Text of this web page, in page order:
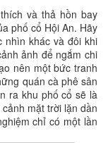
và thả hồn bay
phố cổ Hội An. Hãy
nhìn khác và đôi khi
ảnh để ngắm chi
nên một bức tranh
quán cà phê sân
ra khu phố cổ sẽ là
mặt trời lặn dần
chỉ có một lần